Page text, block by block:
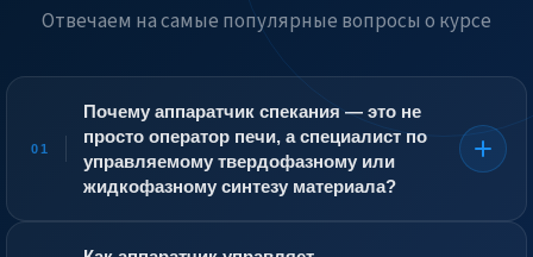
Отвечаем на самые популярные вопросы о курсе
01
Почему аппаратчик спекания — это не
просто оператор печи, а специалист по
управляемому твердофазному или
жидкофазному синтезу материала?